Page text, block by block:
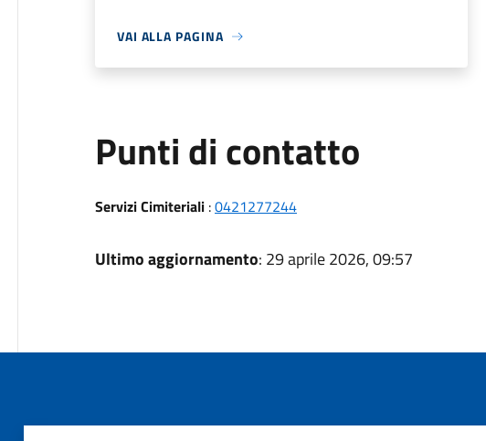
VAI ALLA PAGINA
Punti di contatto
Servizi Cimiteriali:0421277244
Ultimo aggiornamento: 29 aprile 2026, 09:57